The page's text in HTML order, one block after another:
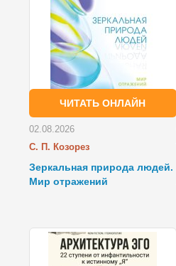
ЧИТАТЬ ОНЛАЙН
02.08.2026
С. П. Козорез
Зеркальная природа людей.
Мир отражений